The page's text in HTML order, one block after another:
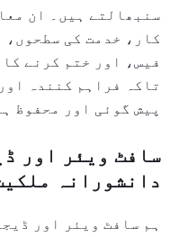
سنبھالتے ہیں۔ ان
کار، خدمت کی سطحوں،
فیس، اور ختم کرنے
تاکہ فراہم کنندہ
پیش گوئی اور محفوظ
سافٹ ویئر اور
دانشورانہ
ہم سافٹ ویئر اور